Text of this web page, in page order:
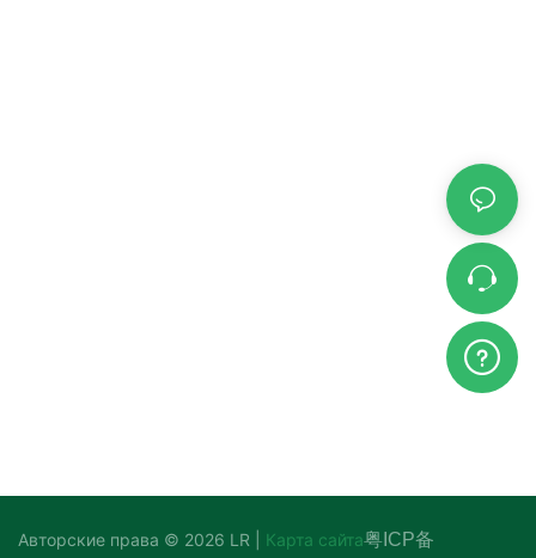
Авторские права © 2026 LR | Карта сайта粤ICP备